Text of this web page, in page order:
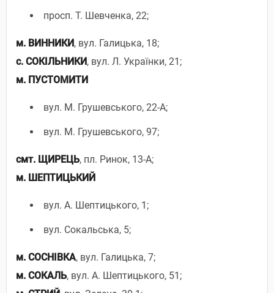
просп. Т. Шевченка, 22;
м. ВИННИКИ, вул. Галицька, 18;
с. СОКІЛЬНИКИ, вул. Л. Українки, 21;
м. ПУСТОМИТИ
вул. М. Грушевського, 22-А;
вул. М. Грушевського, 97;
смт. ЩИРЕЦЬ, пл. Ринок, 13-А;
м. ШЕПТИЦЬКИЙ
вул. А. Шептицького, 1;
вул. Сокальська, 5;
м. СОСНІВКА, вул. Галицька, 7;
м. СОКАЛЬ, вул. А. Шептицького, 51;